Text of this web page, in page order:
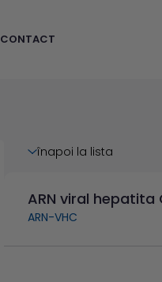
CONTACT
înapoi la lista
ARN viral
ARN-VHC